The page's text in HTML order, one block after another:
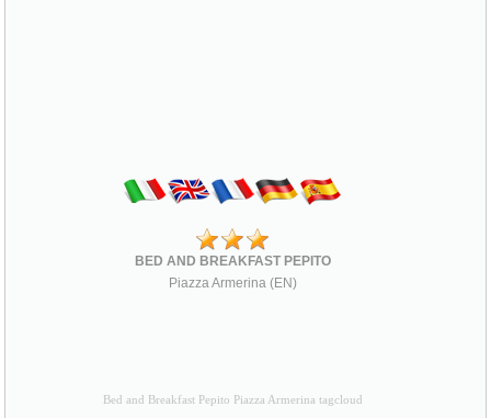
BED AND BREAKFAST PEPITO
Piazza Armerina (EN)
Bed and Breakfast Pepito Piazza Armerina tagcloud